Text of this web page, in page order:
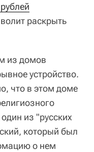
раскрыть
из домов
устройство.
что в этом доме
из "русских
который был
о нем